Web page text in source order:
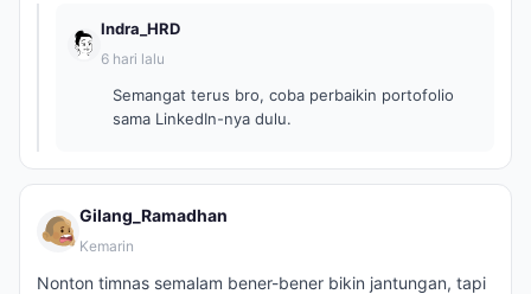
Indra_HRD
6 hari lalu
Semangat terus bro, coba perbaikin portofolio
sama LinkedIn-nya dulu.
Gilang_Ramadhan
Kemarin
Nonton timnas semalam bener-bener bikin jantungan, tapi